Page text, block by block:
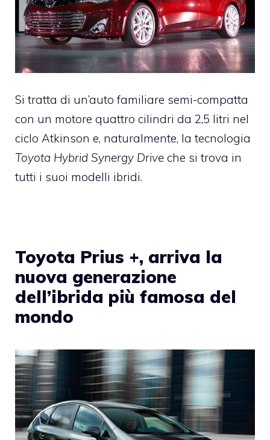
Si tratta di un’auto familiare semi-compatta
con un motore quattro cilindri da 2,5 litri nel
ciclo Atkinson e, naturalmente, la tecnologia
Toyota Hybrid Synergy Drive che si trova in
tutti i suoi modelli ibridi.
Toyota Prius +, arriva la
nuova generazione
dell’ibrida più famosa del
mondo